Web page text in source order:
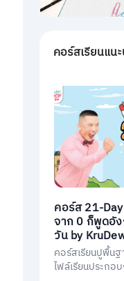
คอร์สเรียนแน
คอร์ส 21-
จาก 0 ก็พูดอั
วัน by
คอร์สเรียนปูพื้น
ไฟล์เรียนประกอ